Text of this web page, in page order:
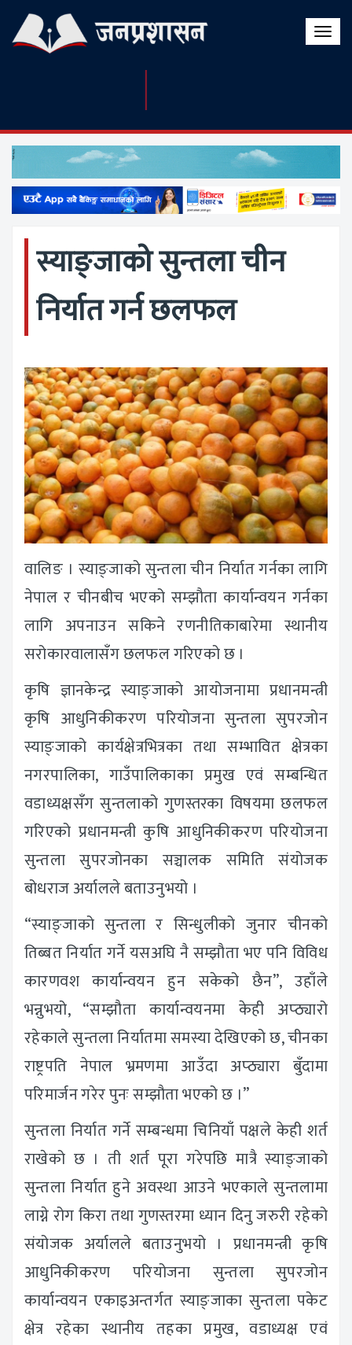
Toggle
स्याङ्जाको सुन्तला चीन
निर्यात गर्न छलफल
वालिङ । स्याङ्जाको सुन्तला चीन निर्यात गर्नका लागि
नेपाल र चीनबीच भएको सम्झौता कार्यान्वयन गर्नका
लागि अपनाउन सकिने रणनीतिकाबारेमा स्थानीय
सरोकारवालासँग छलफल गरिएको छ ।
कृषि ज्ञानकेन्द्र स्याङ्जाको आयोजनामा प्रधानमन्त्री
कृषि आधुनिकीकरण परियोजना सुन्तला सुपरजोन
स्याङ्जाको कार्यक्षेत्रभित्रका तथा सम्भावित क्षेत्रका
नगरपालिका, गाउँपालिकाका प्रमुख एवं सम्बन्धित
वडाध्यक्षसँग सुन्तलाको गुणस्तरका विषयमा छलफल
गरिएको प्रधानमन्त्री कुषि आधुनिकीकरण परियोजना
सुन्तला सुपरजोनका सञ्चालक समिति संयोजक
बोधराज अर्यालले बताउनुभयो ।
“स्याङ्जाको सुन्तला र सिन्धुलीको जुनार चीनको
तिब्बत निर्यात गर्ने यसअघि नै सम्झौता भए पनि विविध
कारणवश कार्यान्वयन हुन सकेको छैन”, उहाँले
भन्नुभयो, “सम्झौता कार्यान्वयनमा केही अप्ठ्यारो
रहेकाले सुन्तला निर्यातमा समस्या देखिएको छ, चीनका
राष्ट्रपति नेपाल भ्रमणमा आउँदा अप्ठ्यारा बुँदामा
परिमार्जन गरेर पुनः सम्झौता भएको छ ।”
सुन्तला निर्यात गर्ने सम्बन्धमा चिनियाँ पक्षले केही शर्त
राखेको छ । ती शर्त पूरा गरेपछि मात्रै स्याङ्जाको
सुन्तला निर्यात हुने अवस्था आउने भएकाले सुन्तलामा
लाग्ने रोग किरा तथा गुणस्तरमा ध्यान दिनु जरुरी रहेको
संयोजक अर्यालले बताउनुभयो । प्रधानमन्त्री कृषि
आधुनिकीकरण परियोजना सुन्तला सुपरजोन
कार्यान्वयन एकाइअन्तर्गत स्याङ्जाका सुन्तला पकेट
क्षेत्र रहेका स्थानीय तहका प्रमुख, वडाध्यक्ष एवं